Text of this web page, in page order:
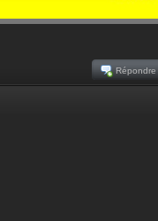
Répondre